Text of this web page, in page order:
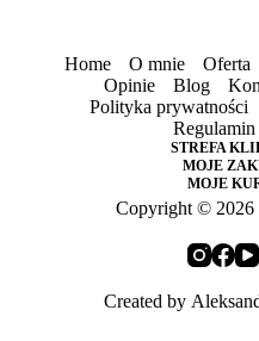
Home O mnie Oferta
Opinie
Blog
Polityka prywatności
Regulamin
STREFA
MOJE
MOJE
Copyright © 2026
Created by